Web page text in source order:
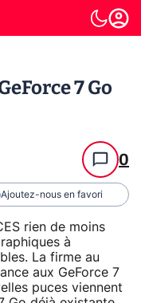
7 Go
0
Ajoutez-nous en favori
rien de moins
à
La firme au
aux GeForce 7
puces viennent